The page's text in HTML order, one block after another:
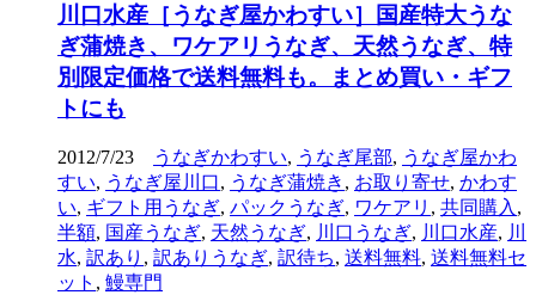
川口水産［うなぎ屋かわすい］国産特大うな
ぎ蒲焼き、ワケアリうなぎ、天然うなぎ、特
別限定価格で送料無料も。まとめ買い・ギフ
トにも
2012/7/23 うなぎかわすい, うなぎ尾部, うなぎ屋かわ
すい, うなぎ屋川口, うなぎ蒲焼き , お取り寄せ, かわす
い, ギフト用うなぎ, パックうなぎ, ワケアリ , 共同購入 ,
半額, 国産うなぎ, 天然うなぎ, 川口うなぎ, 川口水産, 川
水, 訳あり , 訳ありうなぎ, 訳待ち, 送料無料, 送料無料セ
ット , 鰻専門